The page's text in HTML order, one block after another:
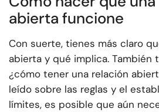
abierta funcione
Con suerte, tienes más claro
abierta y qué implica. También
¿cómo tener una relación
leído sobre las reglas y el
límites, es posible que aún